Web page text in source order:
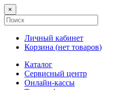
×
Личный кабинет
Корзина (нет товаров)
Каталог
Сервисный центр
Онлайн-кассы